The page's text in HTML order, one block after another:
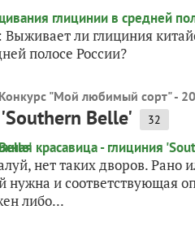
ли глициния
полосе России?
Конкурс "Мой любимый сорт" -
Belle' 32
нет таких дворов. Рано
нужна и соответствующая
либо...